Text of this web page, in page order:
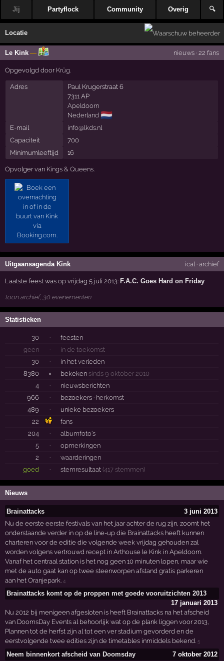
Jij Partyflock Community Overig 🔍
Locatie
Le Kink — nieuws· 22 fans
Opgevolgd door Krüg
Adres
Paul Krugerstraat 6
7311 AP
Apeldoorn
Nederland 🇳🇱
E-mail
info@lkds.nl
Capaciteit
700
Minimumleeftijd
16
Opvolger van Kings & Queens.
Uitgaansagenda Kink ical· archief
Laatste feest was op vrijdag 5 juli 2013: F.A.C. Goes Hard on Friday
toon archief, 30 evenementen
Statistieken
30 ·
feesten
geen
·
in de toekomst
30
·
in het verleden
8380
× bekeken sinds 9 oktober 2010
4
·
nieuwsberichten
966
· bezoekers · herkomst
489
·
unieke bezoekers
22
fans
204
·
albumfoto's
5
·
opmerkingen
2
·
waarderingen
goed
· stemresultaat (417 stemmen)
Nieuws
Brainattacks
3 juni 2013
Nu de eerste eerste festivals van het jaar achter de rug zijn, zoomt het
onderstaande verder in op de line-up die Brainattacks heeft kunnen
charteren voor de editie die volgende week vrijdag gehouden zal
worden volgens vertrouwd recept in Arthouse le Kink in Apeldoorn.
Vanaf het centraal station is het nog geen 10 minuten lopen, maar wie
met de auto gaat kan op twee steenworpen afstand gratis parkeren
aan het Oranjepark.4
Brainattacks komt op de proppen met goede vooruitzichten 2013
17 januari 2013
Nu 2012 bij menigeen afgesloten is heeft Brainattacks na het afscheid
van DoomsDay Events al behoorlijk wat op de plank liggen voor 2013,
Plannen tot de herfst zijn al tot een ver stadium gevorderd en de
eerstvolgende twee edities zijn de timetables inmiddels bekend.5
Neem binnenkort afscheid van Doomsday
7 oktober 2012